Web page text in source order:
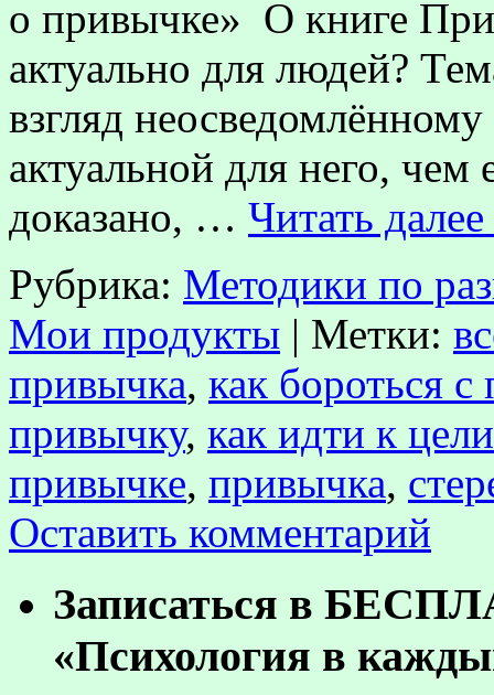
о привычке» О книге
актуально для людей?
взгляд
актуальной для него,
доказано, … Читать далее
Рубрика: Методики по
Мои продукты | Метки:
привычка, как бороться
привычку, как идти к цели
привычке, привычка,
Оставить комментарий
Записаться в
«Психология в